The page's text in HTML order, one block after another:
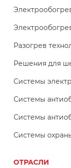
Разогрев
Решения для
Системы
Системы
Системы
Системы
ОТРАСЛИ